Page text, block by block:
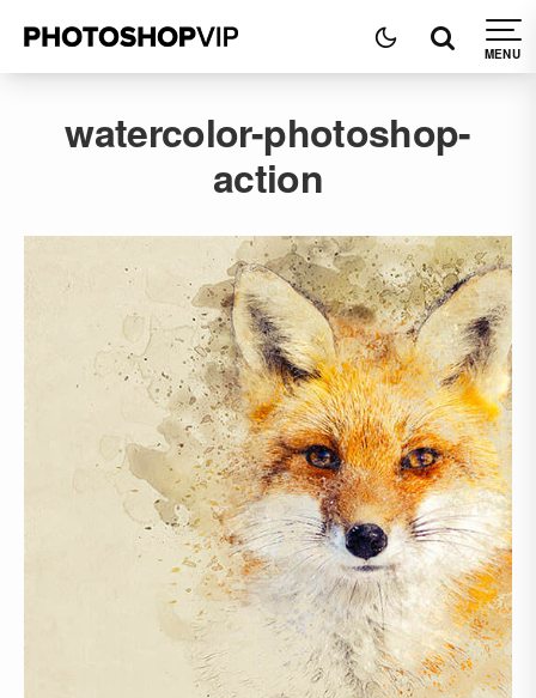
watercolor-photoshop-
action